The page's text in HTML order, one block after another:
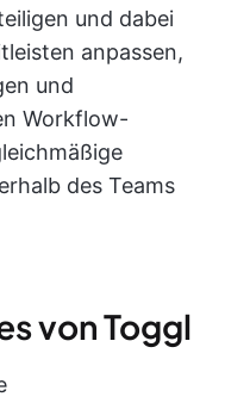
und dabei
anpassen,
und
Workflow-
des Teams
von Toggl